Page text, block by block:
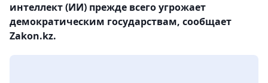
интеллект (ИИ) прежде всего угрожает
демократическим государствам, сообщает
Zakon.kz.